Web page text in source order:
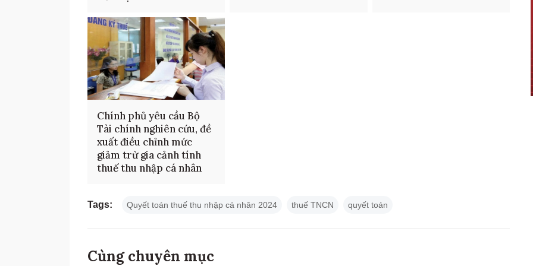
Chính phủ yêu cầu Bộ
Tài chính nghiên cứu, đề
xuất điều chỉnh mức
giảm trừ gia cảnh tính
thuế thu nhập cá nhân
Tags: Quyết toán thuế thu nhập cá nhân 2024 thuế TNCN quyết toán
Cùng chuyên mục